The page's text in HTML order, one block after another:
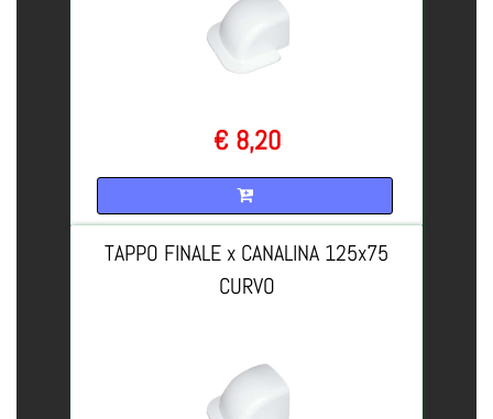
€ 8,20
TAPPO FINALE x CANALINA 125x75
CURVO